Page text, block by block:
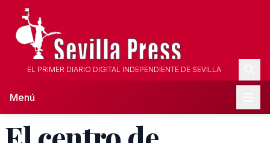
EL PRIMER DIARIO DIGITAL INDEPENDIENTE DE SEVILLA
Menú